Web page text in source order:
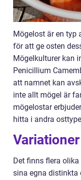
Mögelost är en typ
för att ge osten
Mögelkulturer kan
Penicillium
att namnet kan
inte allt mögel är
mögelostar
hitta i andra
Det finns flera
sina egna distinkta